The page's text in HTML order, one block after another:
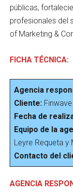
públicas,
profesionales del
of Marketing &
FICHA TÉCNICA:
Agencia
Cliente: Finwave
Fecha de
Equipo de la
Leyre Requeta y
Contacto del
AGENCIA